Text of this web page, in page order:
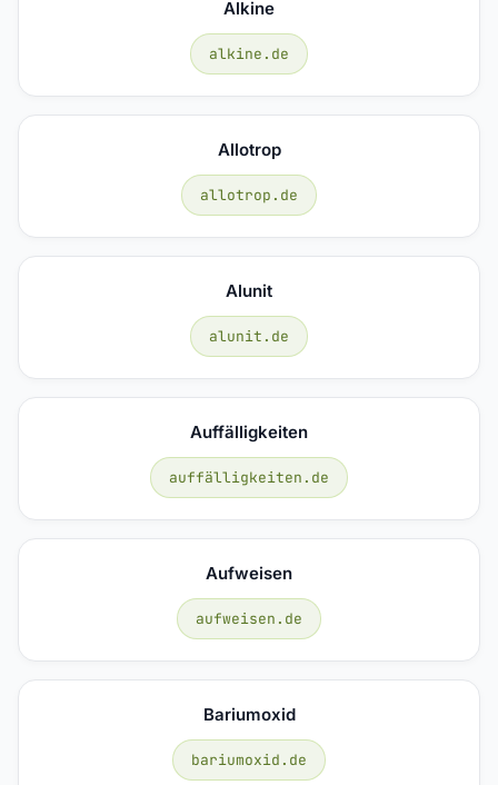
Alkine
alkine.de
Allotrop
allotrop.de
Alunit
alunit.de
Auffälligkeiten
auffälligkeiten.de
Aufweisen
aufweisen.de
Bariumoxid
bariumoxid.de